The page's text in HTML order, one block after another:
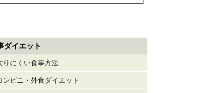
ダイエット
りにくい食事方法
ンビニ・外食ダイエット